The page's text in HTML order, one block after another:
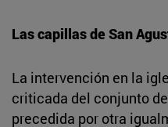
Las capillas de San
La intervención en la
criticada del conjunto
precedida por otra